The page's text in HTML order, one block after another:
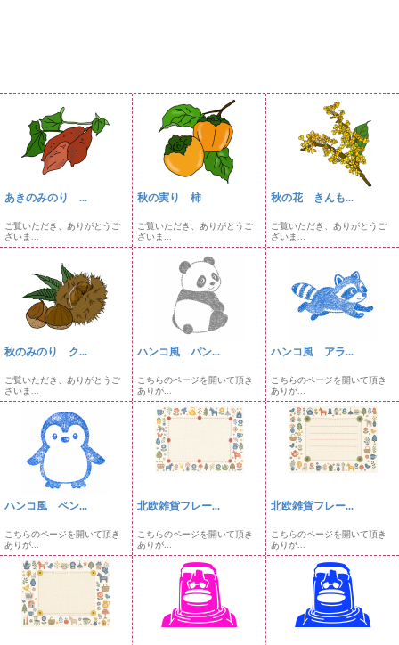
あきのみのり ...
ご覧いただき、ありがとうご
ざいま...
秋の実り 柿
ご覧いただき、ありがとうご
ざいま...
秋の花 きんも...
ご覧いただき、ありがとうご
ざいま...
秋のみのり ク...
ご覧いただき、ありがとうご
ざいま...
ハンコ風 パン...
こちらのページを開いて頂き
ありが...
ハンコ風 アラ...
こちらのページを開いて頂き
ありが...
ハンコ風 ペン...
こちらのページを開いて頂き
ありが...
北欧雑貨フレー...
こちらのページを開いて頂き
ありが...
北欧雑貨フレー...
こちらのページを開いて頂き
ありが...